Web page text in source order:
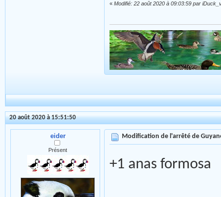
« Modifié: 22 août 2020 à 09:03:59 par
20 août 2020 à 15:51:50
eider
Présent
Modification de l'arrêté de
+1 anas formosa